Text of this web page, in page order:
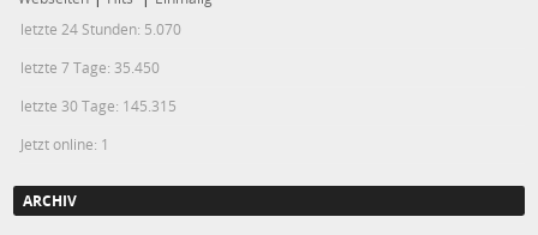
letzte 24 Stunden: 5.070
letzte 7 Tage: 35.450
letzte 30 Tage: 145.315
Jetzt online: 1
ARCHIV